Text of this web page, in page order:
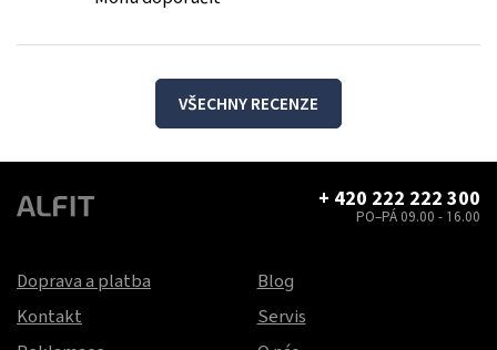
VŠECHNY RECENZE
+ 420 222 222 300
PO–PÁ 09.00 - 16.00
Doprava a platba
Kontakt
Blog
Servis